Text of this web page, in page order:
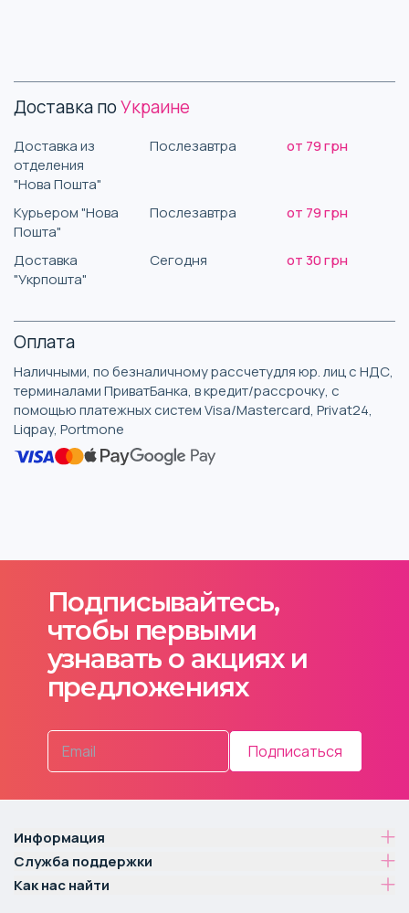
Доставка поУкраине
Доставка из
отделения
"Нова Пошта"
Послезавтра от 79 грн
Курьером "Нова
Пошта"
Послезавтра от 79 грн
Доставка
"Укрпошта"
Сегодня от 30 грн
Оплата
Наличными, по безналичному рассчетудля юр. лиц с НДС,
терминалами ПриватБанка, в кредит/рассрочку, с
помощью платежных систем Visa/Mastercard, Privat24,
Liqpay, Portmone
Подписывайтесь,
чтобы первыми
узнавать о акциях и
предложениях
Подписаться
Информация
Служба поддержки
Как нас найти